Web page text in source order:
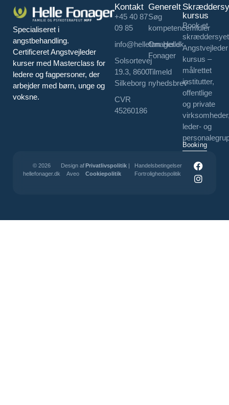
Specialiseret i
angstbehandling.
Certificeret Angstvejleder
kurser med Masterclass for
ledere og fagpersoner, der
arbejder med børn, unge og
voksne.
Kontakt
+45 40 87
09 85
info@hellefonager.dk
Solsortevej
19.3, 8600
Silkeborg
CVR
45260186
Generelt
Søg
kompetencemidler
Om Helle
Fonager
Tilmeld
nyhedsbrev
kursus
Book et
skræddersyet
Angstvejleder
kursus –
målrettet
institutter,
offentlige
og private
leder- og
Booking
© 2026
hellefonager.dk
Design af
Aveo
Privatlivspolitik|
Cookiepolitik
Handelsbetingelser
Fortrolighedspolitik